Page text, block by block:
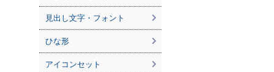
見出し文字・フォント
ひな形
アイコンセット